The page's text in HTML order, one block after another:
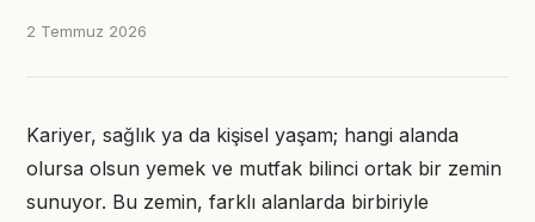
2 Temmuz 2026
Kariyer, sağlık ya da kişisel yaşam; hangi alanda
olursa olsun yemek ve mutfak bilinci ortak bir zemin
sunuyor. Bu zemin, farklı alanlarda birbiriyle